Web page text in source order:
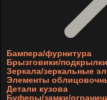
Бампера/фурнитура
Брызговики/подкрылки
Зеркала/зеркальные
Элементы
Детали кузова
Буферы/замки/